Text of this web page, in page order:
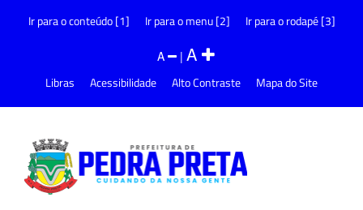
Ir para o conteúdo [1] Ir para o menu [2] Ir para o rodapé [3]
A |A
Libras Acessibilidade Alto Contraste Mapa do Site